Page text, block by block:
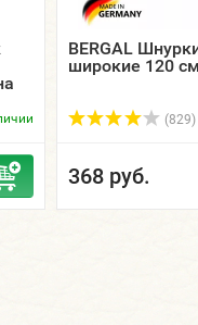
BERGAL
широкие 120
(829)
368 руб.